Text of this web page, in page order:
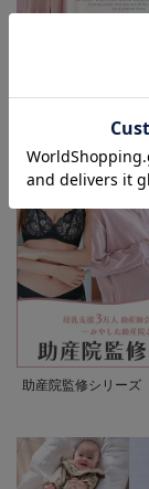
助産院監修シリーズ